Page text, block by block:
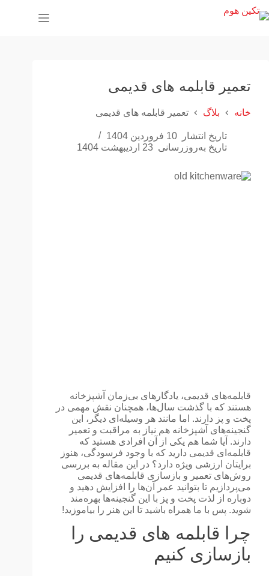
تعمیر قابلمه های قدیمی
خانه بلاگ تعمیر قابلمه های قدیمی
تاریخ انتشار
10 فروردین 1404
تاریخ به‌روزرسانی 23 اردیبهشت 1404
قابلمه‌های قدیمی، یادگارهای بی‌زمان آشپزخانه
هستند که با گذشت سال‌ها، همچنان نقش مهمی در
پخت و پز دارند. اما مانند هر وسیله‌ای دیگر، این
گنجینه‌های آشپزخانه هم نیاز به مراقبت و تعمیر
دارند. آیا شما هم یکی از آن افرادی هستید که
قابلمه‌ای قدیمی دارید که با وجود فرسودگی، هنوز
برایتان ارزشی ویژه دارد؟ در این مقاله به بررسی
روش‌های تعمیر و بازسازی قابلمه‌های قدیمی
می‌پردازیم تا بتوانید عمر آن‌ها را افزایش دهید و
دوباره از لذت پخت و پز با این گنجینه‌ها بهره‌مند
شوید. پس با ما همراه باشید تا این هنر را بیاموزید!
چرا قابلمه های قدیمی را
بازسازی کنیم